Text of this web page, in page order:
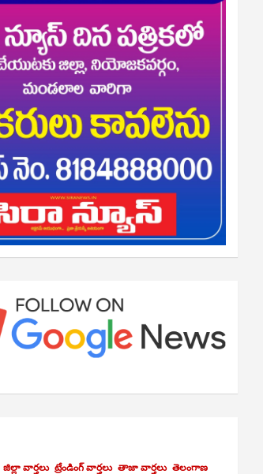
జిల్లా వార్తలు ట్రేండింగ్ వార్తలు తాజా వార్తలు తెలంగాణ